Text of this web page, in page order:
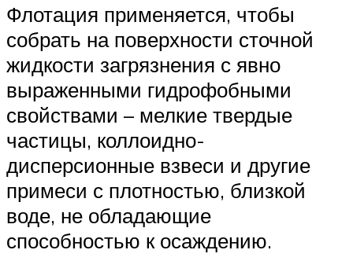
Флотация применяется, чтобы
собрать на поверхности сточной
жидкости загрязнения с явно
выраженными гидрофобными
свойствами – мелкие твердые
частицы, коллоидно-
дисперсионные взвеси и другие
примеси с плотностью, близкой
воде, не обладающие
способностью к осаждению.